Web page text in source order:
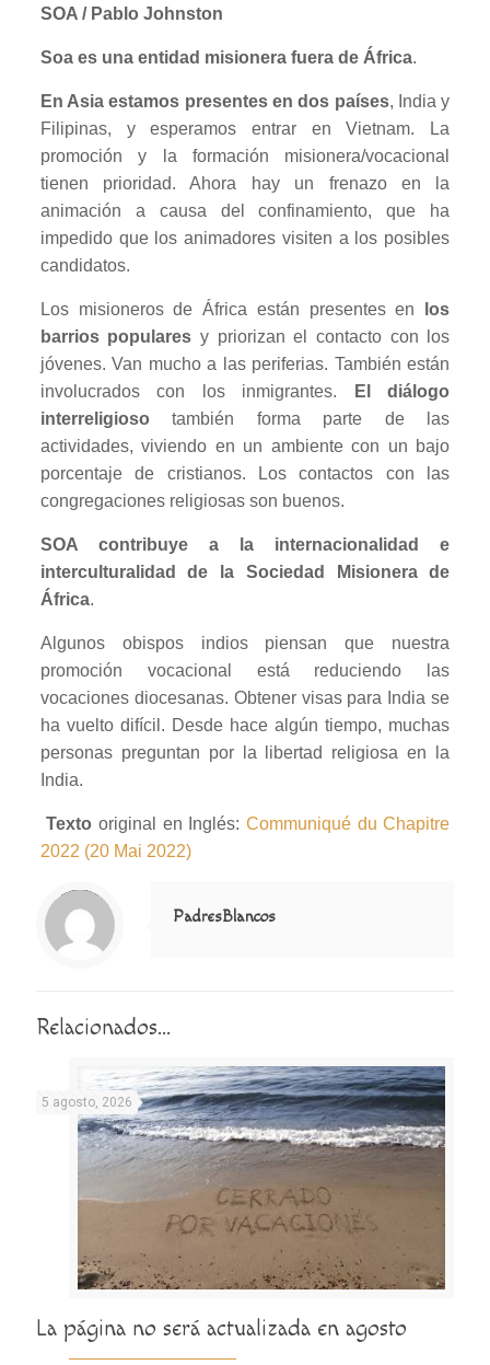
SOA / Pablo Johnston
Soa es una entidad misionera fuera de África.
En Asia estamos presentes en dos países, India y
Filipinas, y esperamos entrar en Vietnam. La
promoción y la formación misionera/vocacional
tienen prioridad. Ahora hay un frenazo en la
animación a causa del confinamiento, que ha
impedido que los animadores visiten a los posibles
candidatos.
Los misioneros de África están presentes en
los
barrios populares y priorizan el contacto con los
jóvenes. Van mucho a las periferias. También están
involucrados con los inmigrantes.
El diálogo
interreligioso también forma parte de las
actividades, viviendo en un ambiente con un bajo
porcentaje de cristianos. Los contactos con las
congregaciones religiosas son buenos.
SOA contribuye a la internacionalidad e
interculturalidad de la Sociedad Misionera de
África.
Algunos obispos indios piensan que nuestra
promoción vocacional está reduciendo las
vocaciones diocesanas. Obtener visas para India se
ha vuelto difícil. Desde hace algún tiempo, muchas
personas preguntan por la libertad religiosa en la
India.
Texto original en Inglés: Communiqué du Chapitre
2022 (20 Mai 2022)
Notice
: Trying to access array offset on value of type null in
/home/misioner/public_html/padresblancos/themes/betheme/includes/content-single.php
on line
286
PadresBlancos
Relacionados...
5 agosto, 2026
La página no será actualizada en agosto